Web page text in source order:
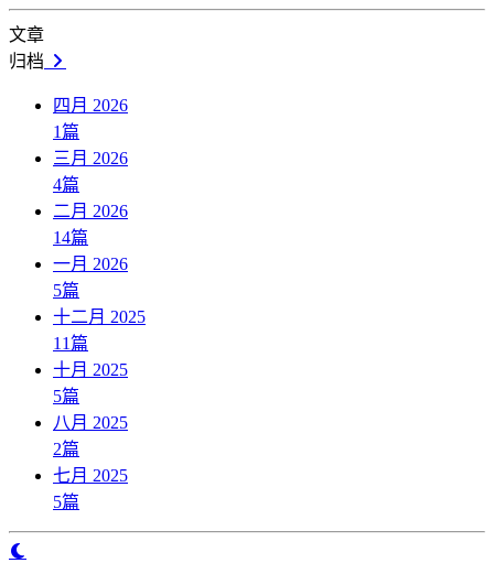
文章
归档
四月 2026
1篇
三月 2026
4篇
二月 2026
14篇
一月 2026
5篇
十二月 2025
11篇
十月 2025
5篇
八月 2025
2篇
七月 2025
5篇